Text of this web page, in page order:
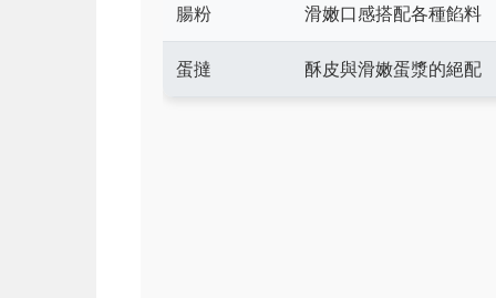
腸粉 滑嫩口感搭配各種餡料
蛋撻 酥皮與滑嫩蛋漿的絕配